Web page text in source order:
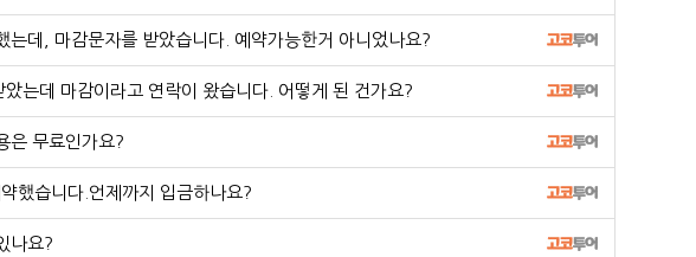
는데, 마감문자를 받았습니다. 예약가능한거 아니었나요?
는데 마감이라고 연락이 왔습니다. 어떻게 된 건가요?
은 무료인가요?
했습니다.언제까지 입금하나요?
나요?